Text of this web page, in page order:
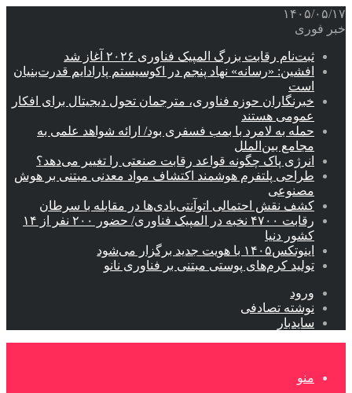
۱۴۰۵/۰۵/۱۷
خبر فوری
ثبت‌نام رقابت بزرگ المپیک فناوری ۲۰۲۶ آغاز شد
افشین: «رسانه» نهاد پنجم در اکوسیستم پارادایم قدرت‌بنیان
است
خبرنگاران حوزه فناوری، مترجمان تحول دیجیتال برای افکار
عمومی هستند
حمله به لامرد با بمب فسفری بود/ ارائه شواهد علمی به
مجامع بین‌الملل
انرژی پاک چگونه قواعد رقابت صنعتی را تغییر می‌دهد؟
طراحی پلتفرم هوشمند اکتشاف مواد معدنی مبتنی بر هوش
مصنوعی
کشف نقش احتمالی اتوآنتی‌بادی‌ها در مقابله با سرطان
رقابت ۴۷۰۰ نخبه در المپیک فناوری/ حضور ۲۰۰ نفر از ۱۴
کشور دنیا
اینوتکس۱۴۰۵ با هویت جدید برگزار می‌شود
تولید کرم‌های پوستی مبتنی بر فناوری نانو
ورود
نوشته تصادفی
سایدبار
منو